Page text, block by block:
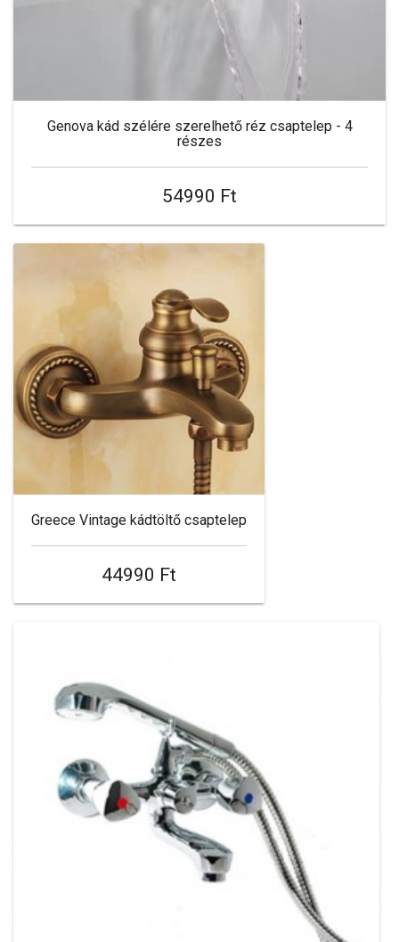
Genova kád szélére szerelhető réz csaptelep - 4
részes
54990 Ft
Greece Vintage kádtöltő csaptelep
44990 Ft